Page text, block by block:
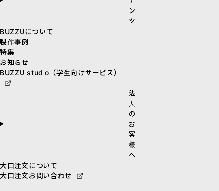
ン
ツ
BUZZUについて
製作事例
特集
お知らせ
BUZZU studio（学生向けサービス）
法
人
の
お
客
様
へ
大口注文について
大口注文お問い合わせ